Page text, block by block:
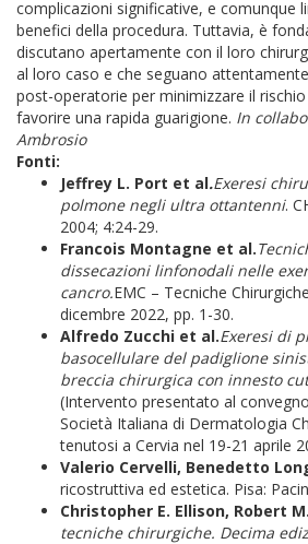
complicazioni significative, e comunque
benefici della procedura. Tuttavia, è
discutano apertamente con il loro
al loro caso e che seguano
post-operatorie per minimizzare il
favorire una rapida guarigione. In
Ambrosio
Fonti:
Jeffrey L. Port et al.Exeresi
polmone negli ultra ottantenni.
2004; 4:24-29.
Francois Montagne et al.
dissecazioni linfonodali nelle
cancro.EMC – Tecniche
dicembre 2022, pp. 1-30.
Alfredo Zucchi et al.Exeresi di
basocellulare del padiglione
breccia chirurgica con innesto
(Intervento presentato al
Società Italiana di Dermatologia
tenutosi a Cervia nel 19-21 aprile
Valerio Cervelli, Benedetto
ricostruttiva ed estetica. Pisa:
Christopher E. Ellison, Robert
tecniche chirurgiche. Decima